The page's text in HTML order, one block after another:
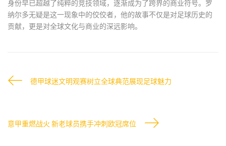
身份早已超越了纯粹的竞技领域，逐渐成为了跨界的商业符号。罗
纳尔多无疑是这一现象中的佼佼者，他的故事不仅是对足球历史的
贡献，更是对全球文化与商业的深远影响。
德甲球迷文明观赛树立全球典范展现足球魅力
意甲重燃战火 新老球员携手冲刺欧冠席位